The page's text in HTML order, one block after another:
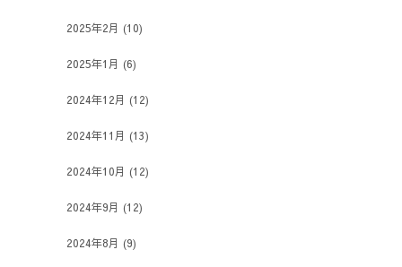
2025年2月 (10)
2025年1月 (6)
2024年12月 (12)
2024年11月 (13)
2024年10月 (12)
2024年9月 (12)
2024年8月 (9)